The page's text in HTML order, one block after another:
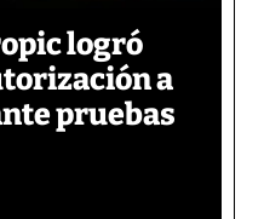
logró
a
pruebas